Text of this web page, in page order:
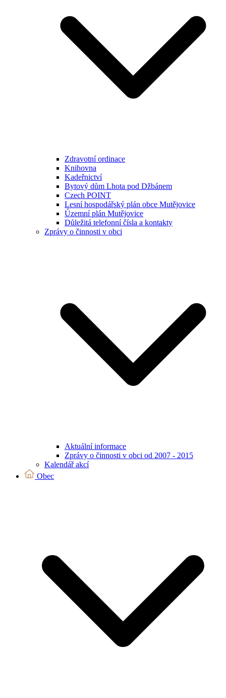
Zdravotní ordinace
Knihovna
Kadeřnictví
Bytový dům Lhota pod Džbánem
Czech POINT
Lesní hospodářský plán obce Mutějovice
Územní plán Mutějovice
Důležitá telefonní čísla a kontakty
Zprávy o činnosti v obci
Aktuální informace
Zprávy o činnosti v obci od 2007 - 2015
Kalendář akcí
Obec